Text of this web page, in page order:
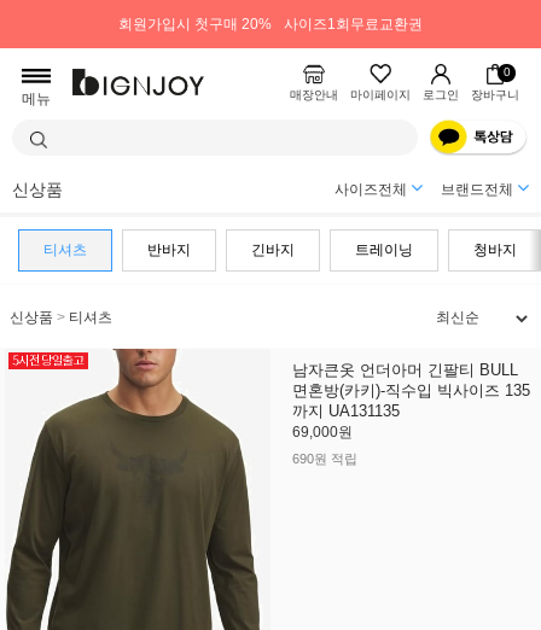
회원가입시 첫구매 20% 사이즈1회무료교환권
메뉴 매장안내 마이페이지 로그인
0
장바구니
신상품 사이즈전체 브랜드전체
티셔츠 반바지 긴바지 트레이닝 청바지
신상품 > 티셔츠
남자큰옷 언더아머 긴팔티 BULL
면혼방(카키)-직수입 빅사이즈 135
까지 UA131135
69,000원
690원 적립